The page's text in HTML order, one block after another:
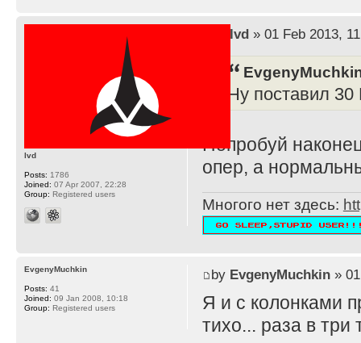
lvd» 01 Feb 2013,
Ну поставил
Попробуй
опер, а
Многого нет здесь:
lvd
Posts: 1786
Joined: 07 Apr 2007, 22:28
Group: Registered users
by EvgenyMuchkin» 01
Я и с колонками
тихо... раза в
EvgenyMuchkin
Posts: 41
Joined: 09 Jan 2008, 10:18
Group: Registered users